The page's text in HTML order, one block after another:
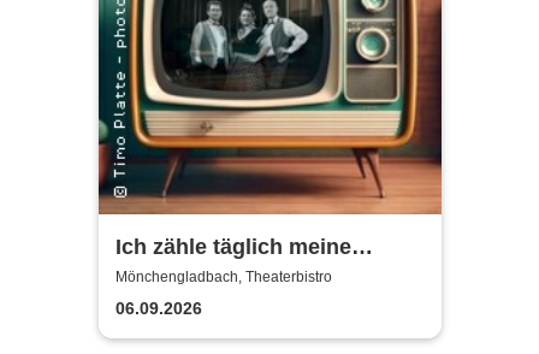
Ich zähle täglich meine
Sorgen | Die Schlager der
50er & 60er Jahre
Mönchengladbach, Theaterbistro
06.09.2026